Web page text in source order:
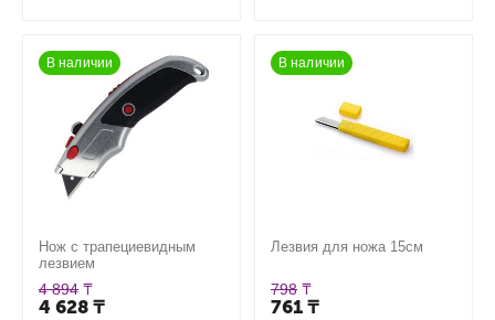
В наличии
Нож с трапециевидным
лезвием
4 894 ₸
4 628 ₸
В наличии
Лезвия для ножа 15см
798 ₸
761 ₸